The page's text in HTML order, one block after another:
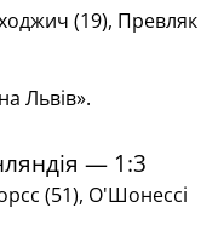
(19), Превляк
Львів».
— 1:3
(51), О'Шонессі